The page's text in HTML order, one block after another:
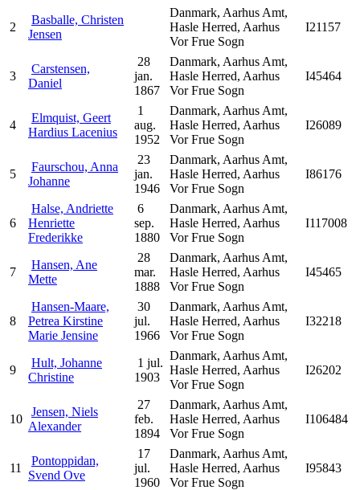
2
Basballe, Christen
Jensen
Danmark, Aarhus Amt,
Hasle Herred, Aarhus
Vor Frue Sogn
I21157
3
Carstensen,
Daniel
28
jan.
1867
Danmark, Aarhus Amt,
Hasle Herred, Aarhus
Vor Frue Sogn
I45464
4
Elmquist, Geert
Hardius Lacenius
1
aug.
1952
Danmark, Aarhus Amt,
Hasle Herred, Aarhus
Vor Frue Sogn
I26089
5
Faurschou, Anna
Johanne
23
jan.
1946
Danmark, Aarhus Amt,
Hasle Herred, Aarhus
Vor Frue Sogn
I86176
6
Halse, Andriette
Henriette
Frederikke
6
sep.
1880
Danmark, Aarhus Amt,
Hasle Herred, Aarhus
Vor Frue Sogn
I117008
7
Hansen, Ane
Mette
28
mar.
1888
Danmark, Aarhus Amt,
Hasle Herred, Aarhus
Vor Frue Sogn
I45465
8
Hansen-Maare,
Petrea Kirstine
Marie Jensine
30
jul.
1966
Danmark, Aarhus Amt,
Hasle Herred, Aarhus
Vor Frue Sogn
I32218
9
Hult, Johanne
Christine
1 jul.
1903
Danmark, Aarhus Amt,
Hasle Herred, Aarhus
Vor Frue Sogn
I26202
10
Jensen, Niels
Alexander
27
feb.
1894
Danmark, Aarhus Amt,
Hasle Herred, Aarhus
Vor Frue Sogn
I106484
11
Pontoppidan,
Svend Ove
17
jul.
1960
Danmark, Aarhus Amt,
Hasle Herred, Aarhus
Vor Frue Sogn
I95843